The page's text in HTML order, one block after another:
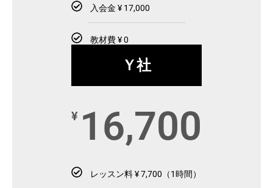
入会金 ¥ 17,000
教材費 ¥ 0
Ｙ社
¥ 16,700
レッスン料 ¥ 7,700（1時間）